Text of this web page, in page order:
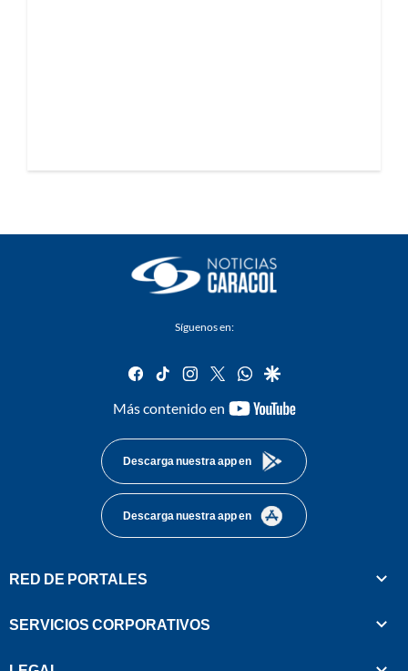
Síguenos en:
facebook
tiktok instagram
twitterwhatsapp
google
Más contenido en
youtube-
Descarga nuestra app en
Descarga nuestra app en
RED DE PORTALES
SERVICIOS CORPORATIVOS